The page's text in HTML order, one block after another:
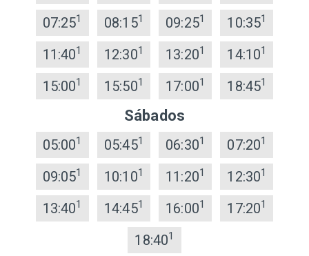
07:251 08:151 09:251 10:351
11:401 12:301 13:201 14:101
15:001 15:501 17:001 18:451
Sábados
05:001 05:451 06:301 07:201
09:051 10:101 11:201 12:301
13:401 14:451 16:001 17:201
18:401